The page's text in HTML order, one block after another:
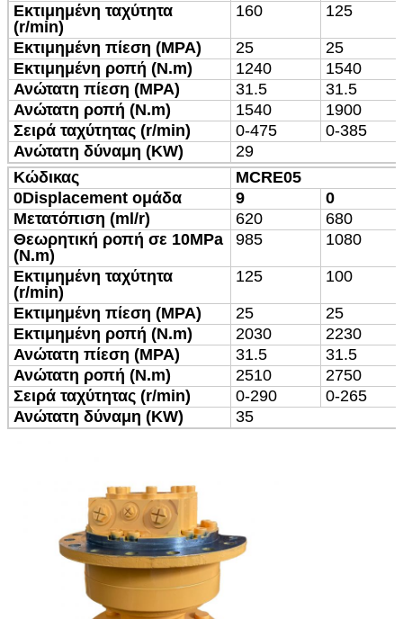
Εκτιμημένη ταχύτητα
(r/min)
160 125
Εκτιμημένη πίεση (MPA) 25
25
Εκτιμημένη ροπή (N.m)
1240
1540
Ανώτατη πίεση (MPA)
31.5
31.5
Ανώτατη ροπή (N.m)
1540
1900
Σειρά ταχύτητας (r/min)
0-475
0-385
Ανώτατη δύναμη (KW)
29
Κώδικας
MCRE05
0Displacement ομάδα
9
0
Μετατόπιση (ml/r)
620
680
Θεωρητική ροπή σε 10MPa
(N.m)
985 1080
Εκτιμημένη ταχύτητα
(r/min)
125 100
Εκτιμημένη πίεση (MPA) 25
25
Εκτιμημένη ροπή (N.m)
2030
2230
Ανώτατη πίεση (MPA)
31.5
31.5
Ανώτατη ροπή (N.m)
2510
2750
Σειρά ταχύτητας (r/min)
0-290
0-265
Ανώτατη δύναμη (KW)
35